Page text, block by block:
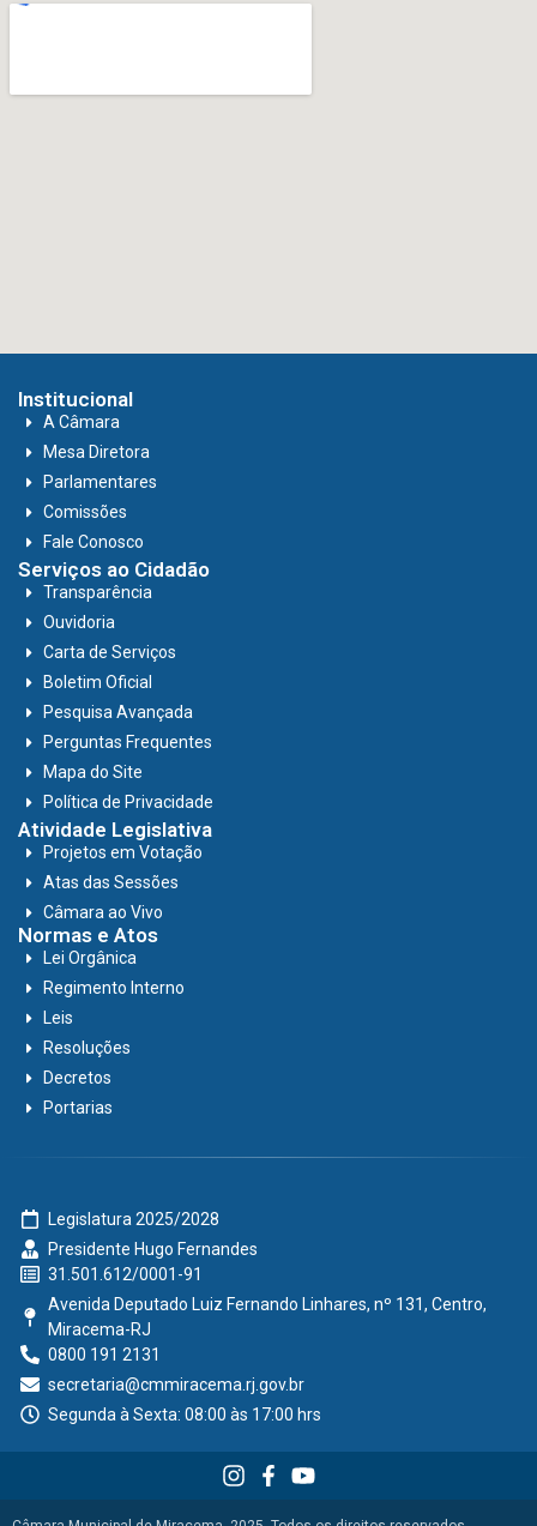
Institucional
A Câmara
Mesa Diretora
Parlamentares
Comissões
Fale Conosco
Serviços ao Cidadão
Transparência
Ouvidoria
Carta de Serviços
Boletim Oficial
Pesquisa Avançada
Perguntas Frequentes
Mapa do Site
Política de Privacidade
Atividade Legislativa
Projetos em Votação
Atas das Sessões
Câmara ao Vivo
Normas e Atos
Lei Orgânica
Regimento Interno
Leis
Resoluções
Decretos
Portarias
Legislatura 2025/2028
Presidente Hugo Fernandes
31.501.612/0001-91
Avenida Deputado Luiz Fernando Linhares, nº 131, Centro,
Miracema-RJ
0800 191 2131
secretaria@cmmiracema.rj.gov.br
Segunda à Sexta: 08:00 às 17:00 hrs